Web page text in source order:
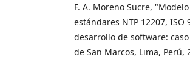
F. A. Moreno Sucre,
estándares NTP 12207, ISO
desarrollo de software:
de San Marcos, Lima, Perú,